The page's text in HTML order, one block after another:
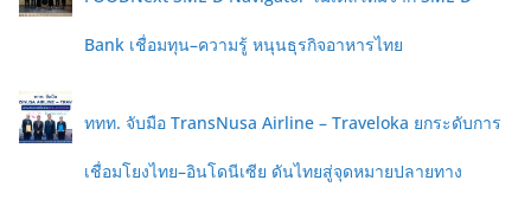
Bank เชื่อมทุน–ความรู้ หนุนธุรกิจอาหารไทย
ททท. จับมือ TransNusa Airline – Traveloka ยกระดับการ
เชื่อมโยงไทย–อินโดนีเซีย ดันไทยสู่จุดหมายปลายทาง